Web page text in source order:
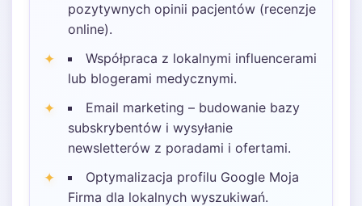
pozytywnych opinii pacjentów (recenzje
online).
Współpraca z lokalnymi influencerami
lub blogerami medycznymi.
Email marketing – budowanie bazy
subskrybentów i wysyłanie
newsletterów z poradami i ofertami.
Optymalizacja profilu Google Moja
Firma dla lokalnych wyszukiwań.